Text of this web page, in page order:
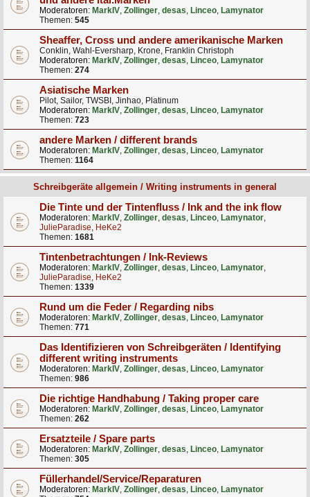
Moderatoren: MarkIV, Zollinger, desas, Linceo, Lamynator
Themen: 545
Sheaffer, Cross und andere amerikanische Marken
Conklin, Wahl-Eversharp, Krone, Franklin Christoph
Moderatoren: MarkIV, Zollinger, desas, Linceo, Lamynator
Themen: 274
Asiatische Marken
Pilot, Sailor, TWSBI, Jinhao, Platinum
Moderatoren: MarkIV, Zollinger, desas, Linceo, Lamynator
Themen: 723
andere Marken / different brands
Moderatoren: MarkIV, Zollinger, desas, Linceo, Lamynator
Themen: 1164
Schreibgeräte allgemein / Writing instruments in general
Die Tinte und der Tintenfluss / Ink and the ink flow
Moderatoren: MarkIV, Zollinger, desas, Linceo, Lamynator,
JulieParadise, HeKe2
Themen: 1681
Tintenbetrachtungen / Ink-Reviews
Moderatoren: MarkIV, Zollinger, desas, Linceo, Lamynator,
JulieParadise, HeKe2
Themen: 1339
Rund um die Feder / Regarding nibs
Moderatoren: MarkIV, Zollinger, desas, Linceo, Lamynator
Themen: 771
Das Identifizieren von Schreibgeräten / Identifying
different writing instruments
Moderatoren: MarkIV, Zollinger, desas, Linceo, Lamynator
Themen: 986
Die richtige Handhabung / Taking proper care
Moderatoren: MarkIV, Zollinger, desas, Linceo, Lamynator
Themen: 262
Ersatzteile / Spare parts
Moderatoren: MarkIV, Zollinger, desas, Linceo, Lamynator
Themen: 305
Füllerhandel/Service/Reparaturen
Moderatoren: MarkIV, Zollinger, desas, Linceo, Lamynator